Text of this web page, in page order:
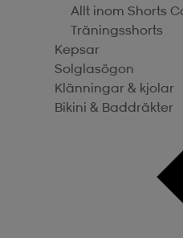
Allt inom Shorts
Träningsshorts
Kepsar
Solglasögon
Klänningar & kjolar
Bikini & Baddräkter